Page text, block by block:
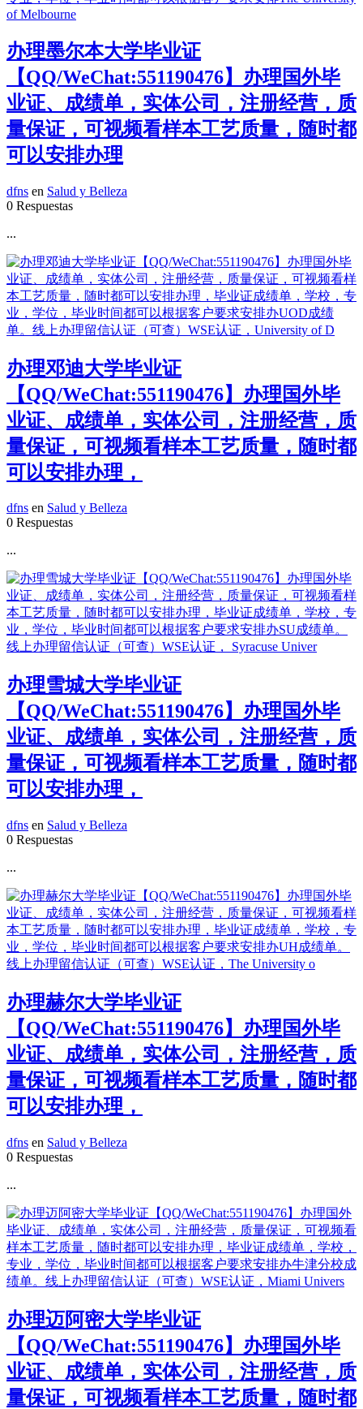
办理墨尔本大学毕业证
【QQ/WeChat:551190476】办理国外毕
业证、成绩单，实体公司，注册经营，质
量保证，可视频看样本工艺质量，随时都
可以安排办理
dfns en Salud y Belleza
0 Respuestas
...
办理邓迪大学毕业证
【QQ/WeChat:551190476】办理国外毕
业证、成绩单，实体公司，注册经营，质
量保证，可视频看样本工艺质量，随时都
可以安排办理，
dfns en Salud y Belleza
0 Respuestas
...
办理雪城大学毕业证
【QQ/WeChat:551190476】办理国外毕
业证、成绩单，实体公司，注册经营，质
量保证，可视频看样本工艺质量，随时都
可以安排办理，
dfns en Salud y Belleza
0 Respuestas
...
办理赫尔大学毕业证
【QQ/WeChat:551190476】办理国外毕
业证、成绩单，实体公司，注册经营，质
量保证，可视频看样本工艺质量，随时都
可以安排办理，
dfns en Salud y Belleza
0 Respuestas
...
办理迈阿密大学毕业证
【QQ/WeChat:551190476】办理国外毕
业证、成绩单，实体公司，注册经营，质
量保证，可视频看样本工艺质量，随时都